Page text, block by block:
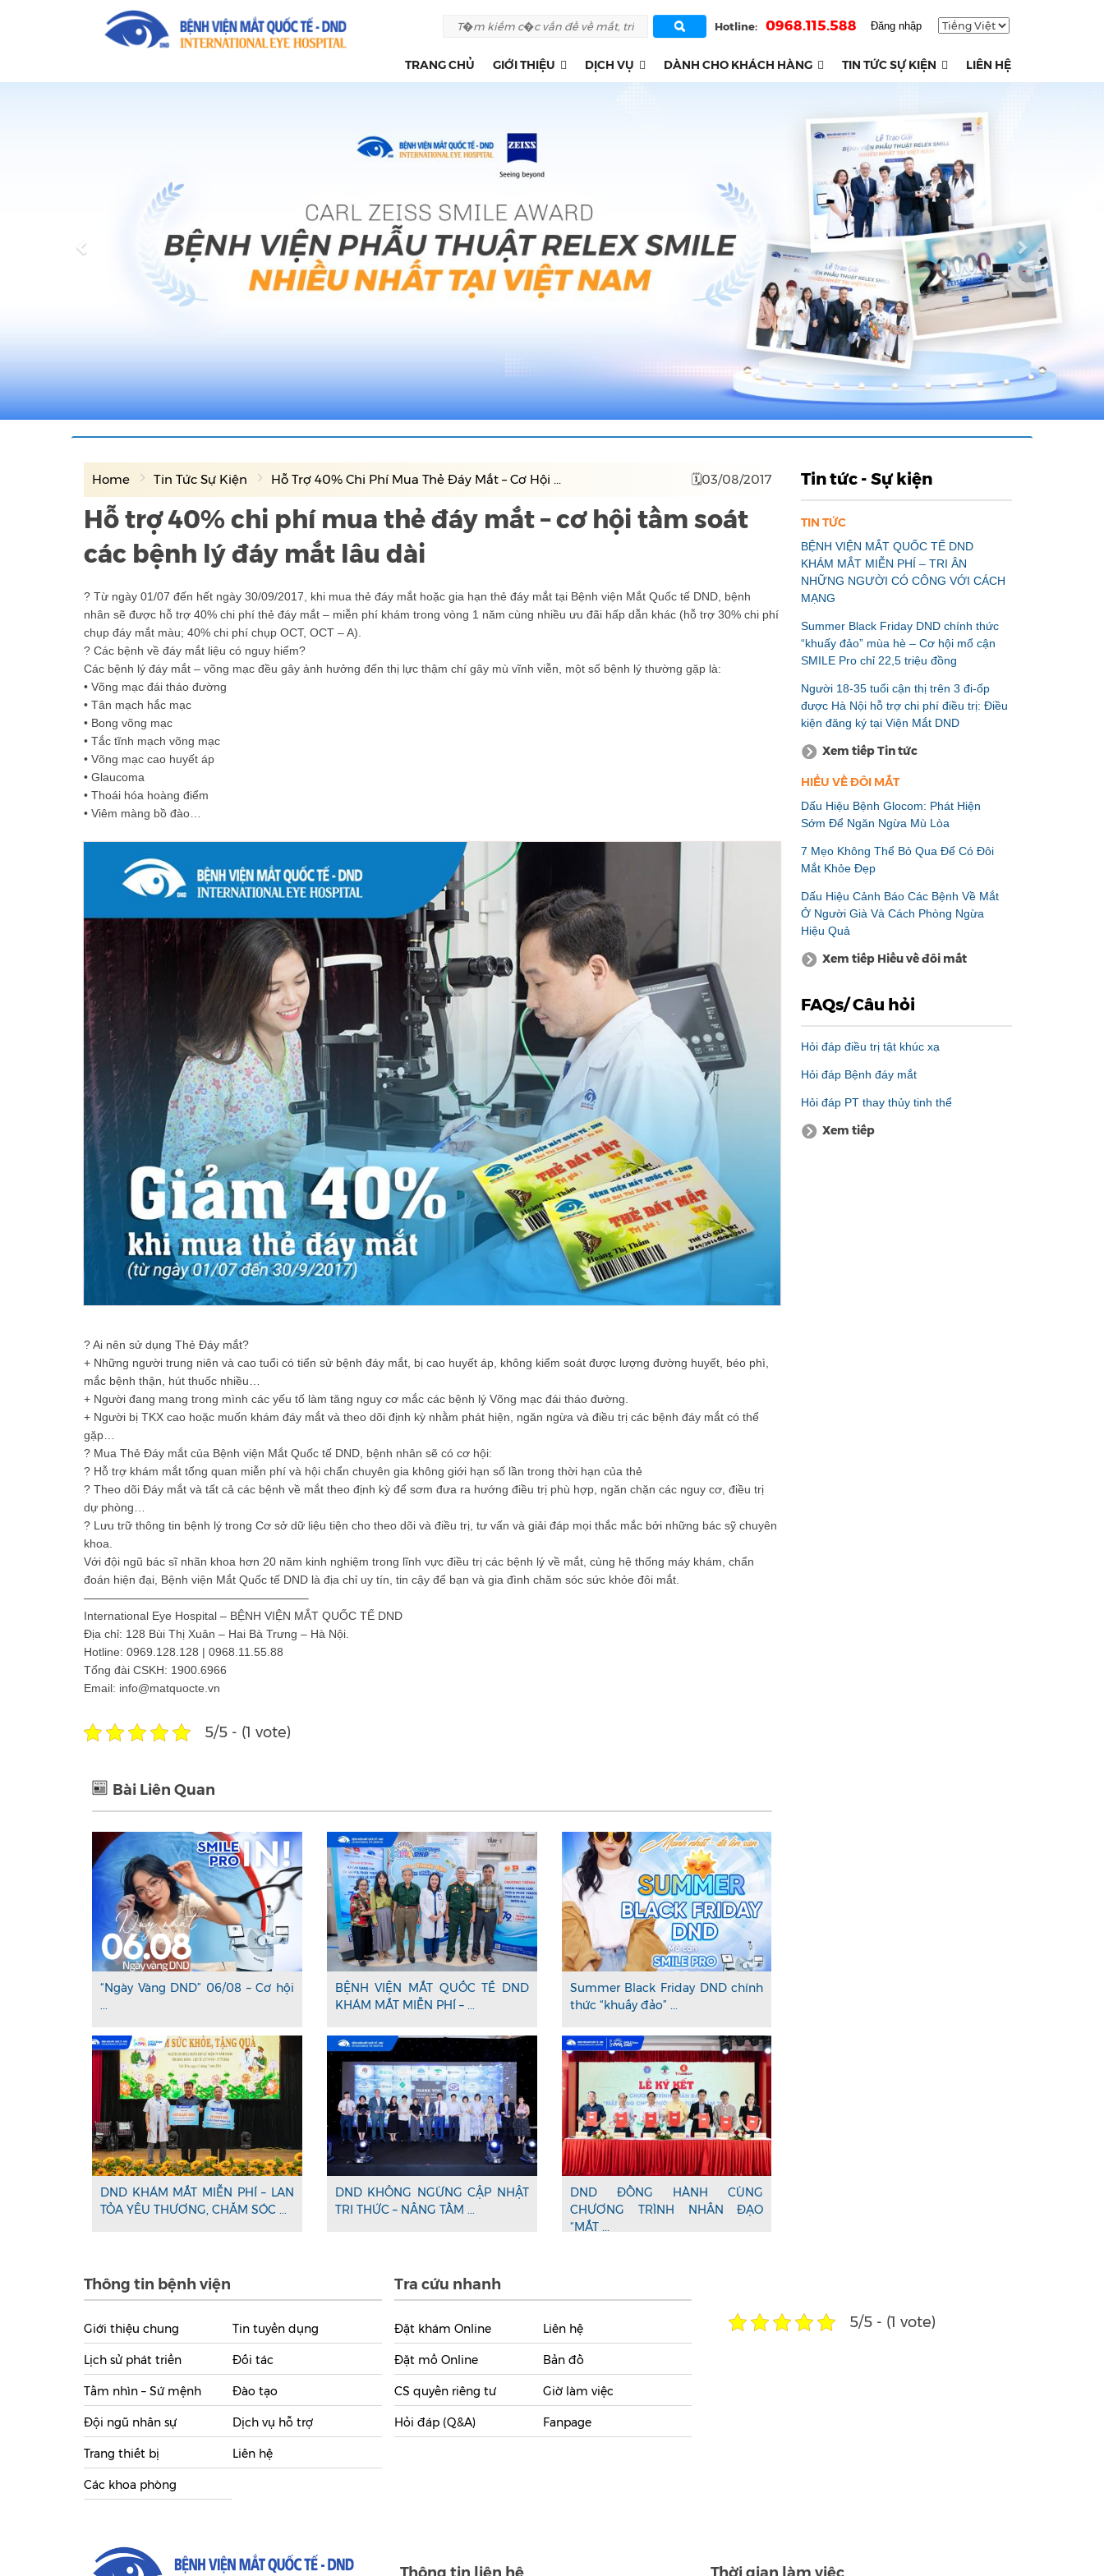
Đăng nhập
Hotline: 0968.115.588
TRANG CHỦ GIỚI THIỆU DỊCH VỤ DÀNH CHO KHÁCH HÀNG TIN TỨC SỰ KIỆN LIÊN HỆ
Home Tin Tức Sự Kiện Hỗ Trợ 40% Chi Phí Mua Thẻ Đáy Mắt – Cơ Hội ... 🗓03/08/2017
Hỗ trợ 40% chi phí mua thẻ đáy mắt – cơ hội tầm soát
các bệnh lý đáy mắt lâu dài
? Từ ngày 01/07 đến hết ngày 30/09/2017, khi mua thẻ đáy mắt hoặc gia hạn thẻ đáy mắt tại Bệnh viện Mắt Quốc tế DND, bệnh
nhân sẽ được hỗ trợ 40% chi phí thẻ đáy mắt – miễn phí khám trong vòng 1 năm cùng nhiều ưu đãi hấp dẫn khác (hỗ trợ 30% chi phí
chụp đáy mắt màu; 40% chi phí chụp OCT, OCT – A).
? Các bệnh về đáy mắt liệu có nguy hiểm?
Các bệnh lý đáy mắt – võng mạc đều gây ảnh hưởng đến thị lực thậm chí gây mù vĩnh viễn, một số bệnh lý thường gặp là:
• Võng mạc đái tháo đường
• Tân mạch hắc mạc
• Bong võng mạc
• Tắc tĩnh mạch võng mạc
• Võng mạc cao huyết áp
• Glaucoma
• Thoái hóa hoàng điểm
• Viêm màng bồ đào…
? Ai nên sử dụng Thẻ Đáy mắt?
+ Những người trung niên và cao tuổi có tiển sử bệnh đáy mắt, bị cao huyết áp, không kiểm soát được lượng đường huyết, béo phì,
mắc bệnh thận, hút thuốc nhiều…
+ Người đang mang trong mình các yếu tố làm tăng nguy cơ mắc các bệnh lý Võng mạc đái tháo đường.
+ Người bị TKX cao hoặc muốn khám đáy mắt và theo dõi định kỳ nhằm phát hiện, ngăn ngừa và điều trị các bệnh đáy mắt có thể
gặp…
? Mua Thẻ Đáy mắt của Bệnh viện Mắt Quốc tế DND, bệnh nhân sẽ có cơ hội:
? Hỗ trợ khám mắt tổng quan miễn phí và hội chẩn chuyên gia không giới hạn số lần trong thời hạn của thẻ
? Theo dõi Đáy mắt và tất cả các bệnh về mắt theo định kỳ để sơm đưa ra hướng điều trị phù hợp, ngăn chặn các nguy cơ, điều trị
dự phòng…
? Lưu trữ thông tin bệnh lý trong Cơ sở dữ liệu tiện cho theo dõi và điều trị, tư vấn và giải đáp mọi thắc mắc bởi những bác sỹ chuyên
khoa.
Với đội ngũ bác sĩ nhãn khoa hơn 20 năm kinh nghiệm trong lĩnh vực điều trị các bệnh lý về mắt, cùng hệ thống máy khám, chẩn
đoán hiện đại, Bệnh viện Mắt Quốc tế DND là địa chỉ uy tín, tin cậy để bạn và gia đình chăm sóc sức khỏe đôi mắt.
———————————————————–
International Eye Hospital – BỆNH VIỆN MẮT QUỐC TẾ DND
Địa chỉ: 128 Bùi Thị Xuân – Hai Bà Trưng – Hà Nội.
Hotline: 0969.128.128 | 0968.11.55.88
Tổng đài CSKH: 1900.6966
Email: info@matquocte.vn
5/5 - (1 vote)
Bài Liên Quan
“Ngày Vàng DND” 06/08 – Cơ hội
...
BỆNH VIỆN MẮT QUỐC TẾ DND
KHÁM MẮT MIỄN PHÍ – ...
Summer Black Friday DND chính
thức “khuấy đảo” ...
DND KHÁM MẮT MIỄN PHÍ – LAN
TỎA YÊU THƯƠNG, CHĂM SÓC ...
DND KHÔNG NGỪNG CẬP NHẬT
TRI THỨC – NÂNG TẦM ...
DND ĐỒNG HÀNH CÙNG
CHƯƠNG TRÌNH NHÂN ĐẠO
“MẮT ...
Tin tức - Sự kiện
TIN TỨC
BỆNH VIỆN MẮT QUỐC TẾ DND
KHÁM MẮT MIỄN PHÍ – TRI ÂN
NHỮNG NGƯỜI CÓ CÔNG VỚI CÁCH
MẠNG
Summer Black Friday DND chính thức
“khuấy đảo” mùa hè – Cơ hội mổ cận
SMILE Pro chỉ 22,5 triệu đồng
Người 18-35 tuổi cận thị trên 3 đi-ốp
được Hà Nội hỗ trợ chi phí điều trị: Điều
kiện đăng ký tại Viện Mắt DND
Xem tiếp Tin tức
HIỂU VỀ ĐÔI MẮT
Dấu Hiệu Bệnh Glocom: Phát Hiện
Sớm Để Ngăn Ngừa Mù Lòa
7 Mẹo Không Thể Bỏ Qua Để Có Đôi
Mắt Khỏe Đẹp
Dấu Hiệu Cảnh Báo Các Bệnh Về Mắt
Ở Người Già Và Cách Phòng Ngừa
Hiệu Quả
Xem tiếp Hiểu về đôi mắt
FAQs/ Câu hỏi
Hỏi đáp điều trị tật khúc xạ
Hỏi đáp Bệnh đáy mắt
Hỏi đáp PT thay thủy tinh thể
Xem tiếp
Thông tin bệnh viện
Giới thiệu chung
Lịch sử phát triển
Tầm nhìn – Sứ mệnh
Đội ngũ nhân sự
Trang thiết bị
Các khoa phòng
Tin tuyển dụng
Đối tác
Đào tạo
Dịch vụ hỗ trợ
Liên hệ
Tra cứu nhanh
Đặt khám Online
Đặt mổ Online
CS quyền riêng tư
Hỏi đáp (Q&A)
Liên hệ
Bản đồ
Giờ làm việc
Fanpage
5/5 - (1 vote)